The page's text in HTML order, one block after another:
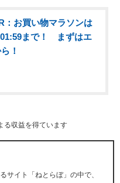
：お買い物マラソンは
まで！ まずはエ
！
る収益を得ています
サイト「ねとらぼ」の中で、